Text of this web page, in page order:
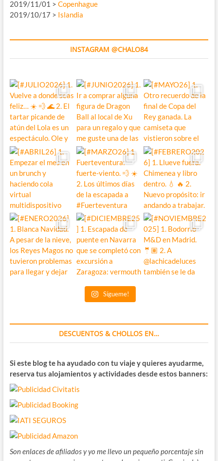
2019/11/01 > Copenhague
2019/10/17 > Islandia
INSTAGRAM @CHALO84
Sígueme!
DESCUENTOS & CHOLLOS EN…
Si este blog te ha ayudado con tu viaje y quieres ayudarme,
reserva tus alojamientos y actividades desde estos banners:
Son enlaces de afiliados y yo me llevo un pequeño porcentaje sin